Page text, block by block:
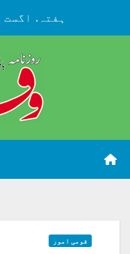
ہفتہ. اگست 8th, 2026
قومی امور